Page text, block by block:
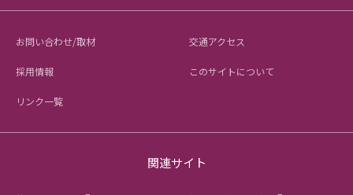
お問い合わせ/取材 交通アクセス
採用情報 このサイトについて
リンク一覧
関連サイト